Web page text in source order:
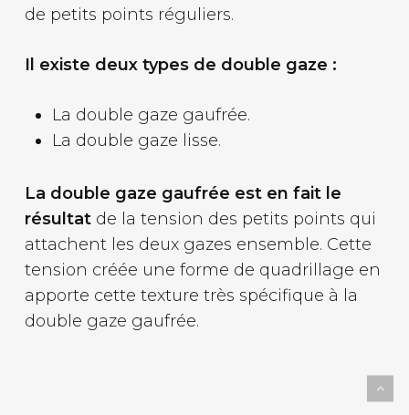
de petits points réguliers.
Il existe deux types de double gaze :
La double gaze gaufrée.
La double gaze lisse.
La double gaze gaufrée est en fait le
résultatde la tension des petits points qui
attachent les deux gazes ensemble. Cette
tension créée une forme de quadrillage en
apporte cette texture très spécifique à la
double gaze gaufrée.